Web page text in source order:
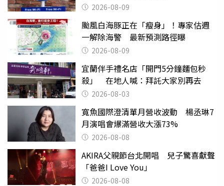
2026-08-09
颱風白海豚正在「瘦身」！專家估週
一解除海警 最新預測路徑曝
2026-08-09
宜蘭伴手禮名店「開門5分鐘麵包秒
殺」 在地人喊：拜託大家別再去
2026-08-03
寬魚國際澄清單月營收波動 楊丞琳7
月演唱會爆滿營收大漲73%
2026-08-08
AKIRA父親節台北開唱 兒子驚喜獻聲
「爸爸I Love You」
2026-08-08